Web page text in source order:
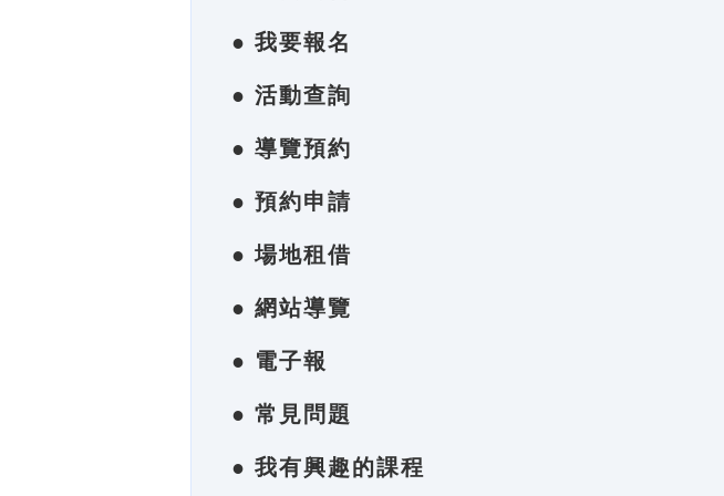
● 我要報名
● 活動查詢
● 導覽預約
● 預約申請
● 場地租借
● 網站導覽
● 電子報
● 常見問題
● 我有興趣的課程